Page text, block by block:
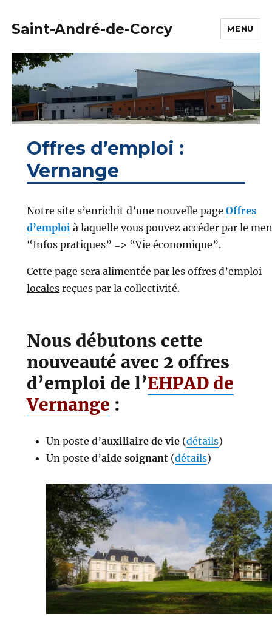
Saint-André-de-Corcy MENU
Offres d’emploi :
Vernange
Notre site s’enrichit d’une nouvelle page Offres
d’emploi à laquelle vous pouvez accéder par le
“Infos pratiques” => “Vie économique”.
Cette page sera alimentée par les offres d’emploi
localesreçues par la collectivité.
Nous débutons cette
nouveauté avec 2 offres
d’emploi de l’EHPAD de
Vernange :
Un poste d’auxiliaire de vie(détails)
Un poste d’aide soignant(détails)